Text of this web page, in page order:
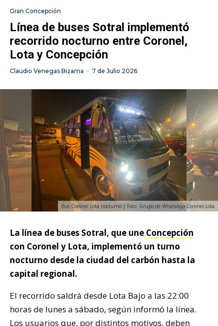
Gran Concepción
Línea de buses Sotral implementó
recorrido nocturno entre Coronel,
Lota y Concepción
Claudio Venegas Bizama · 7 de Julio 2026
Bus Coronel Lota nocturno | Foto: Grupo de WhatsApp Coronel-Lota
La línea de buses Sotral, que une Concepción
con Coronel y Lota, implementó un turno
nocturno desde la ciudad del carbón hasta la
capital regional.
El recorrido saldrá desde Lota Bajo a las 22:00
horas de lunes a sábado, según informó la línea.
Los usuarios que, por distintos motivos, deben